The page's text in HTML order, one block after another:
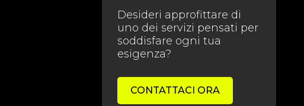
Desideri approfittare di
uno dei servizi pensati per
soddisfare ogni tua
esigenza?
CONTATTACI ORA